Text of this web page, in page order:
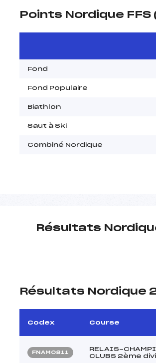
Points Nordique
Fond
Fond Populaire
Biathlon
Saut à Ski
Combiné Nordique
Résultats
Résultats Nordique
Codex Course
FNAM0811
RELAIS-
CLUBS 2ème